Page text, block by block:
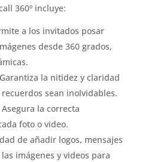
360º incluye:
a los invitados posar
desde 360 grados,
la nitidez y claridad
sean inolvidables.
la correcta
foto o video.
de añadir logos, mensajes
imágenes y videos para